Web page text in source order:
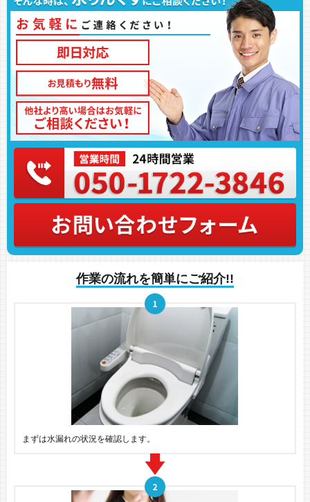
作業の流れを簡単にご紹介!!
まずは水漏れの状況を確認します。